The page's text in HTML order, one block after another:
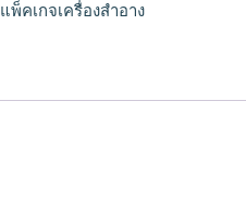
แพ็คเกจเครื่องสำอาง